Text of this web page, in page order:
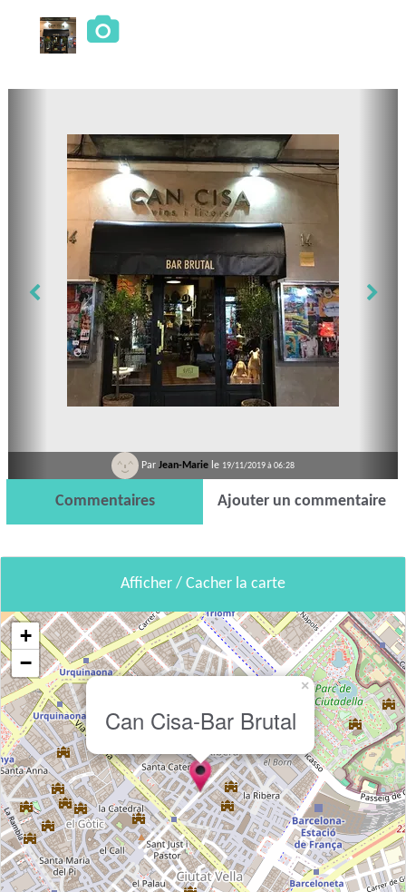
Par Jean-Marie le 19/11/2019 à 06:28
Commentaires Ajouter un commentaire
Afficher / Cacher la carte
Can Cisa-Bar Brutal
×
+
−